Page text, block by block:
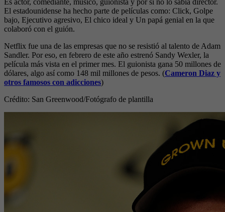
Es actor, comediante, músico, guionista y por si no lo sabía director.
El estadounidense ha hecho parte de películas como: Click, Golpe
bajo, Ejecutivo agresivo, El chico ideal y Un papá genial en la que
colaboró con el guión.
Netflix fue una de las empresas que no se resistió al talento de Adam
Sandler. Por eso, en febrero de este año estrenó Sandy Wexler, la
película más vista en el primer mes. El guionista gana 50 millones de
dólares, algo así como 148 mil millones de pesos. (Cameron Diaz y
otros famosos con adicciones)
Crédito: San Greenwood/Fotógrafo de plantilla